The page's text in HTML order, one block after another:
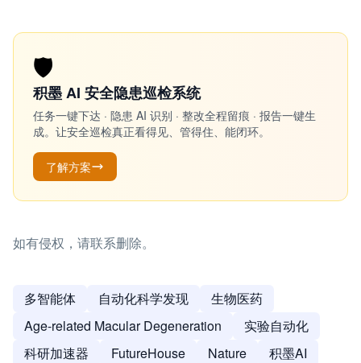
🛡️
积墨 AI 安全隐患巡检系统
任务一键下达 · 隐患 AI 识别 · 整改全程留痕 · 报告一键生
成。让安全巡检真正看得见、管得住、能闭环。
了解方案
如有侵权，请联系删除。
多智能体 自动化科学发现
生物医药
Age-related Macular Degeneration
实验自动化
科研加速器
FutureHouse Nature
积墨AI